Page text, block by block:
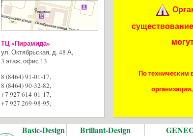
ТЦ «Пирамида»
ул. Октябрьская, д. 48 А,
3 этаж, офис 13
8 (8464) 91-01-17,
8 (8464) 90-32-82,
+7 927 614-01-17,
+7 927 269-98-95,
По техническим
Basic-Design Brillant-Design